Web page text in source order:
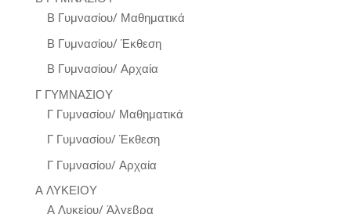
Β Γυμνασίου/ Μαθηματικά
Β Γυμνασίου/ Έκθεση
Β Γυμνασίου/ Αρχαία
Γ ΓΥΜΝΑΣΙΟΥ
Γ Γυμνασίου/ Μαθηματικά
Γ Γυμνασίου/ Έκθεση
Γ Γυμνασίου/ Αρχαία
Α ΛΥΚΕΙΟΥ
Α Λυκείου/ Άλγεβρα